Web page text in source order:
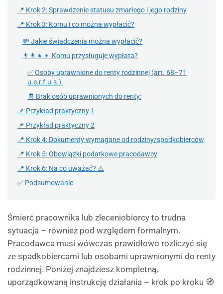
📍 Krok 2: Sprawdzenie statusu zmarłego i jego rodziny
📍 Krok 3: Komu i co można wypłacić?
💸 Jakie świadczenia można wypłacić?
👨‍👩‍👧‍👦 Komu przysługuje wypłata?
✅ Osoby uprawnione do renty rodzinnej (art. 68–71
u.e.r.f.u.s.):
🧾 Brak osób uprawnionych do renty:
📌 Przykład praktyczny 1
📌 Przykład praktyczny 2
📍 Krok 4: Dokumenty wymagane od rodziny/spadkobierców
📍 Krok 5: Obowiązki podatkowe pracodawcy
📍 Krok 6: Na co uważać? ⚠️
✅ Podsumowanie
Śmierć pracownika lub zleceniobiorcy to trudna
sytuacja – również pod względem formalnym.
Pracodawca musi wówczas prawidłowo rozliczyć się
ze spadkobiercami lub osobami uprawnionymi do renty
rodzinnej. Poniżej znajdziesz kompletną,
uporządkowaną instrukcję działania – krok po kroku 🧭